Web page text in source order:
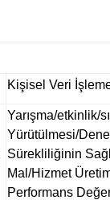
Kişisel Veri
Yarışma/etkinlik/
Yürütülmesi/
Sürekliliğinin
Mal/Hizmet
Performans